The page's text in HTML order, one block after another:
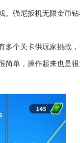
强尼扳机无限金币钻
个关卡供玩家挑战，
单，操作起来也是